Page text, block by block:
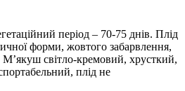
період – 70-75 днів. Плід
форми, жовтого забарвлення,
М’якуш світло-кремовий, хрусткий,
плід не